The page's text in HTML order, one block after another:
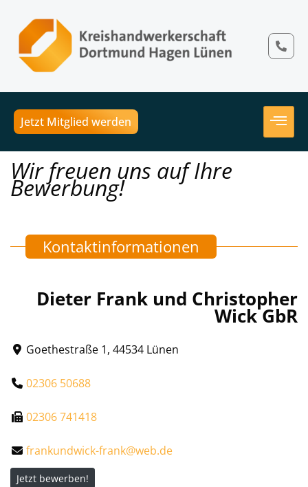
Jetzt Mitglied werden
Wir freuen uns auf Ihre
Bewerbung!
Kontaktinformationen
Dieter Frank und Christopher
Wick GbR
Goethestraße 1, 44534 Lünen
02306 50688
02306 741418
frankundwick-frank@web.de
Jetzt bewerben!